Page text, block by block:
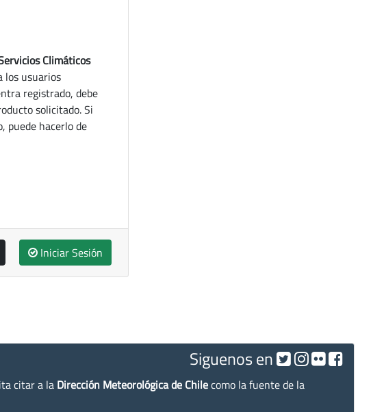
Climáticos
los usuarios
registrado, debe
solicitado. Si
puede hacerlo de
Iniciar Sesión
Siguenos en
citar a la Dirección Meteorológica de Chilecomo la fuente de la